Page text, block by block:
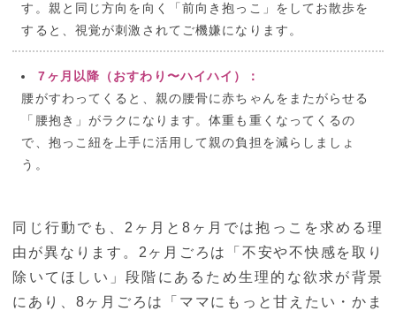
す。親と同じ方向を向く「前向き抱っこ」をしてお散歩を
すると、視覚が刺激されてご機嫌になります。
7ヶ月以降（おすわり〜ハイハイ）：
腰がすわってくると、親の腰骨に赤ちゃんをまたがらせる
「腰抱き」がラクになります。体重も重くなってくるの
で、抱っこ紐を上手に活用して親の負担を減らしましょ
う。
同じ行動でも、2ヶ月と8ヶ月では抱っこを求める理
由が異なります。2ヶ月ごろは「不安や不快感を取り
除いてほしい」段階にあるため生理的な欲求が背景
にあり、8ヶ月ごろは「ママにもっと甘えたい・かま